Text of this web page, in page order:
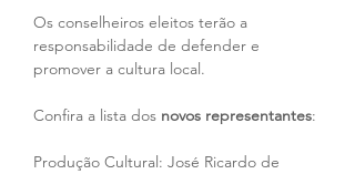
Os conselheiros eleitos terão a
responsabilidade de defender e
promover a cultura local.
Confira a lista dos novos representantes:
Produção Cultural: José Ricardo de